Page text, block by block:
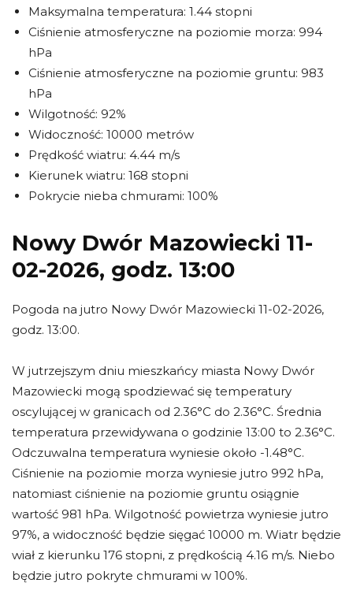
Maksymalna temperatura: 1.44 stopni
Ciśnienie atmosferyczne na poziomie morza: 994
hPa
Ciśnienie atmosferyczne na poziomie gruntu: 983
hPa
Wilgotność: 92%
Widoczność: 10000 metrów
Prędkość wiatru: 4.44 m/s
Kierunek wiatru: 168 stopni
Pokrycie nieba chmurami: 100%
Nowy Dwór Mazowiecki 11-
02-2026, godz. 13:00
Pogoda na jutro Nowy Dwór Mazowiecki 11-02-2026,
godz. 13:00.
W jutrzejszym dniu mieszkańcy miasta Nowy Dwór
Mazowiecki mogą spodziewać się temperatury
oscylującej w granicach od 2.36°C do 2.36°C. Średnia
temperatura przewidywana o godzinie 13:00 to 2.36°C.
Odczuwalna temperatura wyniesie około -1.48°C.
Ciśnienie na poziomie morza wyniesie jutro 992 hPa,
natomiast ciśnienie na poziomie gruntu osiągnie
wartość 981 hPa. Wilgotność powietrza wyniesie jutro
97%, a widoczność będzie sięgać 10000 m. Wiatr będzie
wiał z kierunku 176 stopni, z prędkością 4.16 m/s. Niebo
będzie jutro pokryte chmurami w 100%.